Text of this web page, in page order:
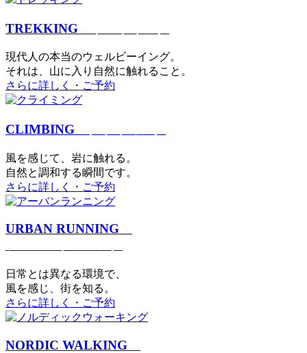
TREKKING
現代⼈の本当のウェルビーイング。
それは、⼭に⼊り⾃然に触れること。
さらに詳しく・ご予約
CLIMBING
⾵を感じて、岩に触れる。
⾃然と調和する瞬間です。
さらに詳しく・ご予約
URBAN RUNNING
日常とは異なる環境で、
風を感じ、街を知る。
さらに詳しく・ご予約
NORDIC WALKING